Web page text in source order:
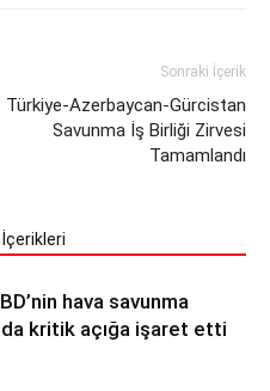
Sonraki İçerik
Türkiye-Azerbaycan-Gürcistan
Savunma İş Birliği Zirvesi
Tamamlandı
İçerikleri
hava savunma
kritik açığa işaret etti